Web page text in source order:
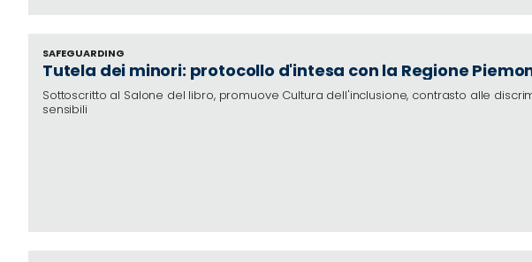
SAFEGUARDING
Tutela dei minori: protocollo d'intesa con la Regione
Sottoscritto al Salone del libro, promuove Cultura dell'inclusione, contrasto alle
sensibili